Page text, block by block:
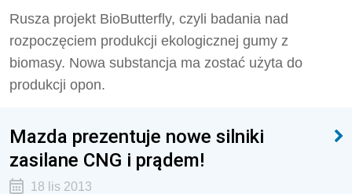
Rusza projekt BioButterfly, czyli badania nad
rozpoczęciem produkcji ekologicznej gumy z
biomasy. Nowa substancja ma zostać użyta do
produkcji opon.
Mazda prezentuje nowe silniki
zasilane CNG i prądem!
18 lis 2013